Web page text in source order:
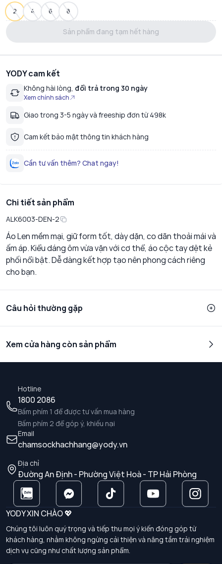
2 4 6 8
Sản phẩm đang tạm hết hàng
YODY cam kết
Không hài lòng, đổi trả trong 30 ngày
Xem chính sách
Giao trong 3-5 ngày và freeship đơn từ 498k
Cam kết bảo mật thông tin khách hàng
Cần tư vấn thêm? Chat ngay!
Chi tiết sản phẩm
ALK6003-DEN-2
Áo Len mềm mại, giữ form tốt, dày dặn, co dãn thoải mái và
ấm áp. Kiểu dáng ôm vừa vặn với cơ thể, áo cộc tay dệt kẻ
phối nổi bật. Dễ dàng kết hợp tạo nên phong cách riêng
cho bạn.
Câu hỏi thường gặp
Xem cửa hàng còn sản phẩm
Hotline
1800 2086
Bấm phím 1 để được tư vấn mua hàng
Bấm phím 2 để góp ý, khiếu nại
Email
chamsockhachhang@yody.vn
Địa chỉ
Đường An Định - Phường Việt Hoà - TP Hải Phòng
YODY XIN CHÀO 💖
Chúng tôi luôn quý trọng và tiếp thu mọi ý kiến đóng góp từ
khách hàng, nhằm không ngừng cải thiện và nâng tầm trải nghiệm
dịch vụ cũng như chất lượng sản phẩm.